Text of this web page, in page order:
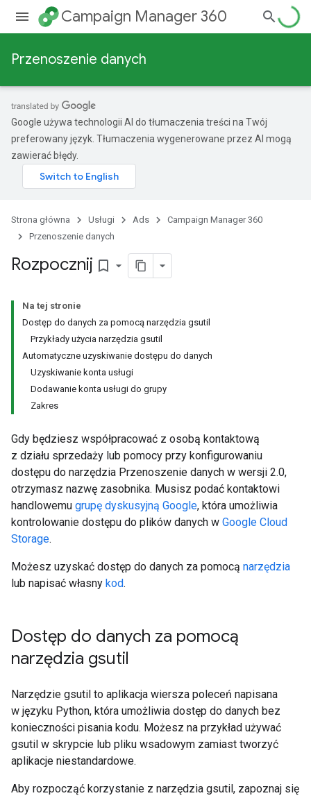
Campaign Manager 360
Przenoszenie danych
Google używa technologii AI do tłumaczenia treści na Twój
preferowany język. Tłumaczenia wygenerowane przez AI mogą
zawierać błędy.
Strona główna Usługi Ads
Campaign Manager 360
Przenoszenie danych
Rozpocznij bookmark_border
Na tej stronie
Dostęp do danych za pomocą narzędzia gsutil
Przykłady użycia narzędzia gsutil
Automatyczne uzyskiwanie dostępu do danych
Uzyskiwanie konta usługi
Dodawanie konta usługi do grupy
Zakres
Gdy będziesz współpracować z osobą kontaktową
z działu sprzedaży lub pomocy przy konfigurowaniu
dostępu do narzędzia Przenoszenie danych w wersji 2.0,
otrzymasz nazwę zasobnika. Musisz podać kontaktowi
handlowemu grupę dyskusyjną Google, która umożliwia
kontrolowanie dostępu do plików danych w Google Cloud
Storage.
Możesz uzyskać dostęp do danych za pomocą narzędzia
lub napisać własny kod.
Dostęp do danych za pomocą
narzędzia gsutil
Narzędzie gsutil to aplikacja wiersza poleceń napisana
w języku Python, która umożliwia dostęp do danych bez
konieczności pisania kodu. Możesz na przykład używać
gsutil w skrypcie lub pliku wsadowym zamiast tworzyć
aplikacje niestandardowe.
Aby rozpocząć korzystanie z narzędzia gsutil, zapoznaj się